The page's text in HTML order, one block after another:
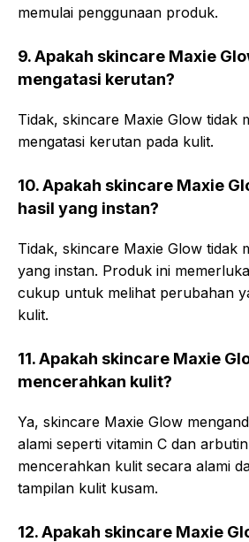
memulai penggunaan produk.
9. Apakah skincare Maxie
mengatasi kerutan?
Tidak, skincare Maxie Glow tidak
mengatasi kerutan pada kulit.
10. Apakah skincare Maxie
hasil yang instan?
Tidak, skincare Maxie Glow tidak
yang instan. Produk ini
cukup untuk melihat perubahan
kulit.
11. Apakah skincare Maxie
mencerahkan kulit?
Ya, skincare Maxie Glow
alami seperti vitamin C dan
mencerahkan kulit secara alami
tampilan kulit kusam.
12. Apakah skincare Maxie